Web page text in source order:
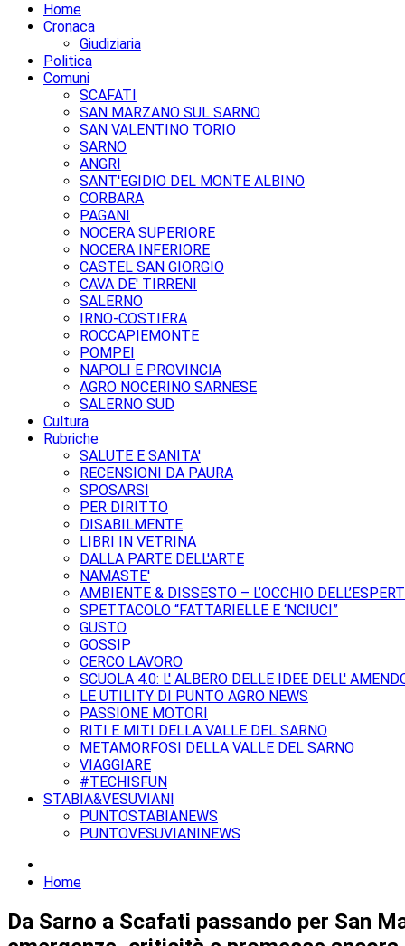
Home
Cronaca
Giudiziaria
Politica
Comuni
SCAFATI
SAN MARZANO SUL SARNO
SAN VALENTINO TORIO
SARNO
ANGRI
SANT'EGIDIO DEL MONTE ALBINO
CORBARA
PAGANI
NOCERA SUPERIORE
NOCERA INFERIORE
CASTEL SAN GIORGIO
CAVA DE' TIRRENI
SALERNO
IRNO-COSTIERA
ROCCAPIEMONTE
POMPEI
NAPOLI E PROVINCIA
AGRO NOCERINO SARNESE
SALERNO SUD
Cultura
Rubriche
SALUTE E SANITA'
RECENSIONI DA PAURA
SPOSARSI
PER DIRITTO
DISABILMENTE
LIBRI IN VETRINA
DALLA PARTE DELL'ARTE
NAMASTE'
AMBIENTE & DISSESTO – L’OCCHIO
SPETTACOLO “FATTARIELLE E ‘NCIUCI”
GUSTO
GOSSIP
CERCO LAVORO
SCUOLA 4.0: L' ALBERO DELLE IDEE DELL'
LE UTILITY DI PUNTO AGRO NEWS
PASSIONE MOTORI
RITI E MITI DELLA VALLE DEL SARNO
METAMORFOSI DELLA VALLE DEL SARNO
VIAGGIARE
#TECHISFUN
STABIA&VESUVIANI
PUNTOSTABIANEWS
PUNTOVESUVIANINEWS
Home
Da Sarno a Scafati passando per San